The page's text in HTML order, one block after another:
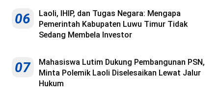
06
Laoli, IHIP, dan Tugas Negara: Mengapa
Pemerintah Kabupaten Luwu Timur Tidak
Sedang Membela Investor
07
Mahasiswa Lutim Dukung Pembangunan PSN,
Minta Polemik Laoli Diselesaikan Lewat Jalur
Hukum